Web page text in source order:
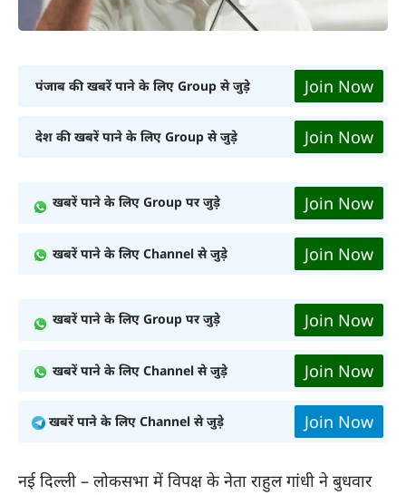
पंजाब की खबरें पाने के लिए Group से जुड़े Join Now
देश की खबरें पाने के लिए Group से जुड़े Join Now
खबरें पाने के लिए Group पर जुड़े Join Now
खबरें पाने के लिए Channel से जुड़े Join Now
खबरें पाने के लिए Group पर जुड़े Join Now
खबरें पाने के लिए Channel से जुड़े Join Now
खबरें पाने के लिए Channel से जुड़े Join Now
नई दिल्ली – लोकसभा में विपक्ष के नेता राहुल गांधी ने बुधवार